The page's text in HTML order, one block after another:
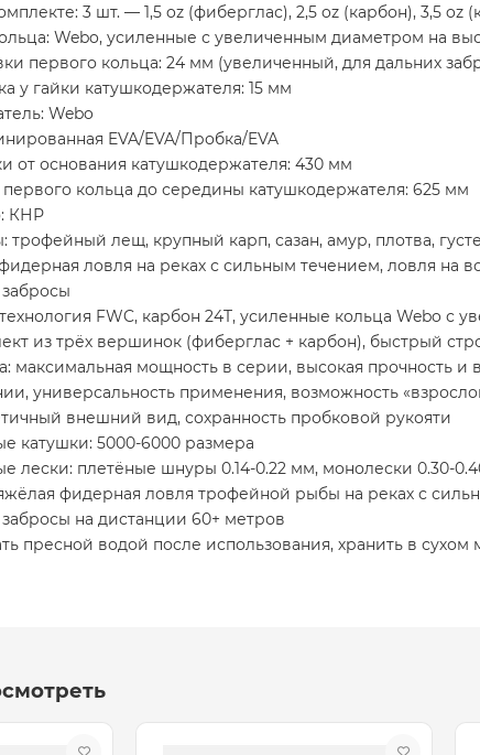
3 шт. — 1,5 oz (фиберглас), 2,5 oz (карбон), 3,5 oz
Webo, усиленные с увеличенным диаметром на
первого кольца: 24 мм (увеличенный, для дальних
у гайки катушкодержателя: 15 мм
Webo
EVA/EVA/Пробка/EVA
от основания катушкодержателя: 430 мм
первого кольца до середины катушкодержателя: 625 мм
КНР
лещ, крупный карп, сазан, амур, плотва,
ловля на реках с сильным течением, ловля на
FWC, карбон 24T, усиленные кольца Webo
из трёх вершинок (фиберглас + карбон), быстрый
максимальная мощность в серии, высокая прочность и
универсальность применения, возможность
внешний вид, сохранность пробковой рукояти
катушки: 5000-6000 размера
лески: плетёные шнуры 0.14-0.22 мм, монолески 0.30-
фидерная ловля трофейной рыбы на реках с
на дистанции 60+ метров
пресной водой после использования, хранить в сухом